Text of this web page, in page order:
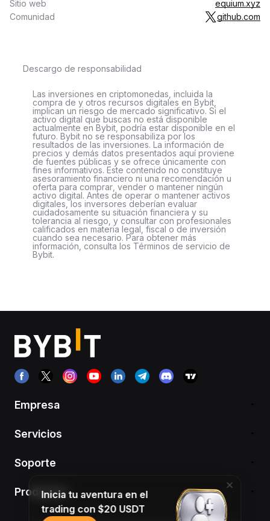
Sitio web
equium.xyz
Comunidad
github.com
Descargo de responsabilidad
Las inversiones en criptomonedas, incluida la
compra de y otros recursos digitales en Bybit,
implican un riesgo de mercado significativo. Si el
activo digital que buscas no está disponible
actualmente en Bybit, podría estar disponible en el
futuro. Bybit no se responsabiliza por los
resultados de las inversiones. La información de
precios y demás datos presentados aquí proviene
de fuentes públicas y se ofrece únicamente con
fines informativos. Este contenido no constituye
asesoramiento financiero ni una recomendación u
oferta para comprar, vender o mantener ningún
activo digital. Antes de operar o mantener activos
digitales, los inversores deberían evaluar
cuidadosamente su situación financiera y su
tolerancia al riesgo, y consultar con profesionales
calificados en materia legal, fiscal o de inversión
cuando sea necesario. Para obtener más
información, consulta los Términos de servicio de
Bybit.
Empresa
Servicios
Soporte
ProductosInicia tu aventura en el
trading con $20 USDT